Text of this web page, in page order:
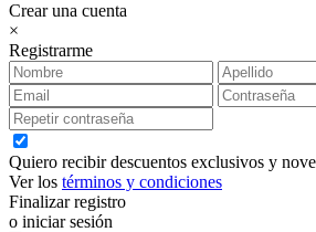
Crear una cuenta
×
Registrarme
Quiero recibir descuentos exclusivos y
Ver los términos y condiciones
Finalizar registro
o iniciar sesión